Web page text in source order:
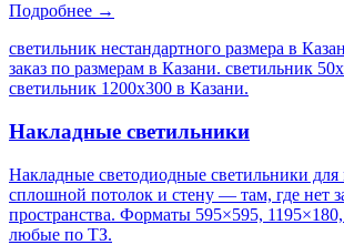
Подробнее →
светильник нестандартного размера в
заказ по размерам в Казани. светильник
светильник 1200х300 в Казани.
Накладные светильники
Накладные светодиодные светильники для
сплошной потолок и стену — там, где нет
пространства. Форматы 595×595,
любые по ТЗ.